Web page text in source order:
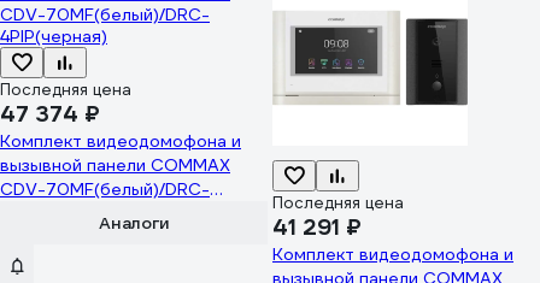
Последняя цена
47 374 ₽
Комплект видеодомофона и
вызывной панели COMMAX
CDV-70MF(белый)/DRC-
4PIP(черная)Аналоги
Последняя цена
41 291 ₽
Комплект видеодомофона и
вызывной панели COMMAX